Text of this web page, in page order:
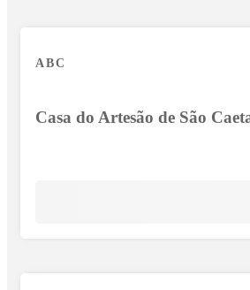
ABC
Casa do Artesão de São